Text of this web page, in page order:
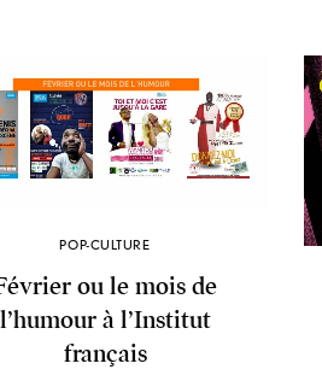
POP-CULTURE
ou le mois de
l’humour à l’Institut
français